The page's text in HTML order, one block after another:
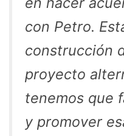
con Petro.
construcción
proyecto
tenemos que
y promover